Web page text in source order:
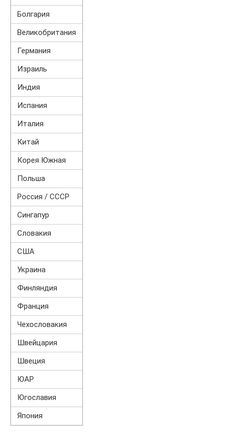
Болгария
Великобритания
Германия
Израиль
Индия
Испания
Италия
Китай
Корея Южная
Польша
Россия / СССР
Сингапур
Словакия
США
Украина
Финляндия
Франция
Чехословакия
Швейцария
Швеция
ЮАР
Югославия
Япония